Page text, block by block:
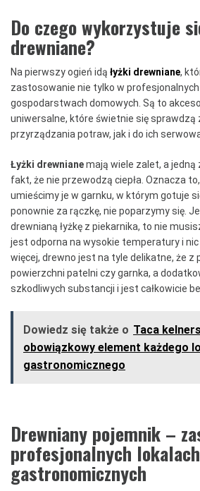
Do czego wykorzystuje
drewniane?
Na pierwszy ogień idą łyżki drewniane,
zastosowanie nie tylko w
gospodarstwach domowych. Są to
uniwersalne, które świetnie się sprawdzą
przyrządzania potraw, jak i do ich
Łyżki drewnianemają wiele zalet, a jedną
fakt, że nie przewodzą ciepła. Oznacza
umieścimy je w garnku, w którym gotuje
ponownie za rączkę, nie poparzymy się.
drewnianą łyżkę z piekarnika, to nie
jest odporna na wysokie temperatury i nic
więcej, drewno jest na tyle delikatne, że z
powierzchni patelni czy garnka, a
szkodliwych substancji i jest całkowicie
Dowiedz się także o Taca
obowiązkowy element każdego
gastronomicznego
Drewniany pojemnik –
profesjonalnych lokalach
gastronomicznych